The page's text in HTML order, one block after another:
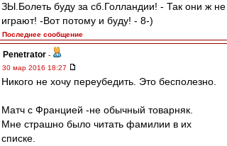
ЗЫ.Болеть буду за сб.Голландии! - Так они ж не
играют! -Вот потому и буду! - 8-)
Последнее сообщение
Penetrator -
30 мар 2016 18:27
Никого не хочу переубедить. Это бесполезно.
Матч с Францией -не обычный товарняк.
Мне страшно было читать фамилии в их
списке.